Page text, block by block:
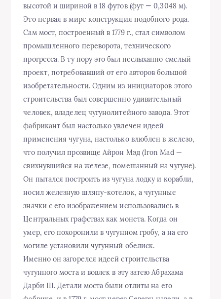
высотой и шириной в 18 футов (фут — 0,3048 м).
Это первая в мире конструкция подобного рода.
Сам мост, построенный в 1779 г., стал символом
промышленного переворота, технического
прогресса. В ту пору это был неслыханно смелый
проект, потребовавший от его авторов большой
изобретательности. Одним из инициаторов этого
строительства был совершенно удивительный
человек, владелец чугунолитейного завода. Этот
фабрикант был настолько увлечен идеей
применения чугуна, настолько влюблен в железо,
что получил прозвище Айрон Мэд (Iron Mad —
свихнувшийся на железе, помешанный на чугуне).
Он пытался построить из чугуна лодку и корабли,
носил железную шляпу-котелок, а чугунные
значки с его изображением использовались в
Центральных графствах как монета. Когда он
умер, его похоронили в чугунном гробу, а на его
могиле установили чугунный обелиск.
Именно он загорелся идеей строительства
чугунного моста и вовлек в эту затею Абрахама
Дарби III. Детали моста были отлиты на его